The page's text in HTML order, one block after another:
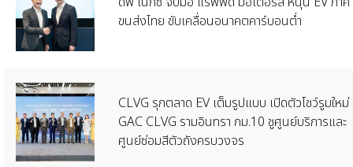
ขนส่งไทย ขับเคลื่อนอนาคตคาร์บอนต่ำ
CLVG รุกตลาด EV เต็มรูปแบบ เปิดตัวโชว์รูมใหม่
GAC CLVG รามอินทรา กม.10 ชูศูนย์บริการและ
ศูนย์ซ่อมสีตัวถังครบวงจร